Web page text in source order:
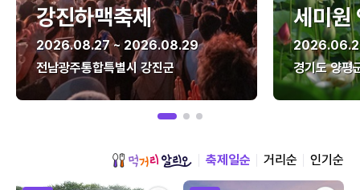
강진하맥축제
2026.08.27 ~ 2026.08.29
전남광주통합특별시 강진군
세미원
경기도 양평
축제일순 거리순 인기순